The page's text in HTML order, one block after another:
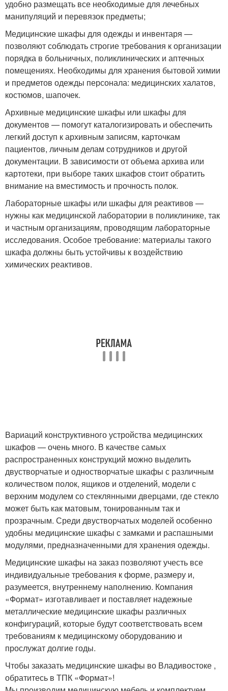
удобно размещать все необходимые для лечебных
манипуляций и перевязок предметы;
Медицинские шкафы для одежды и инвентаря —
позволяют соблюдать строгие требования к организации
порядка в больничных, поликлинических и аптечных
помещениях. Необходимы для хранения бытовой химии
и предметов одежды персонала: медицинских халатов,
костюмов, шапочек.
Архивные медицинские шкафы или шкафы для
документов — помогут каталогизировать и обеспечить
легкий доступ к архивным записям, карточкам
пациентов, личным делам сотрудников и другой
документации. В зависимости от объема архива или
картотеки, при выборе таких шкафов стоит обратить
внимание на вместимость и прочность полок.
Лабораторные шкафы или шкафы для реактивов —
нужны как медицинской лаборатории в поликлинике, так
и частным организациям, проводящим лабораторные
исследования. Особое требование: материалы такого
шкафа должны быть устойчивы к воздействию
химических реактивов.
Вариаций конструктивного устройства медицинских
шкафов — очень много. В качестве самых
распространенных конструкций можно выделить
двустворчатые и одностворчатые шкафы с различным
количеством полок, ящиков и отделений, модели с
верхним модулем со стеклянными дверцами, где стекло
может быть как матовым, тонированным так и
прозрачным. Среди двустворчатых моделей особенно
удобны медицинские шкафы с замками и распашными
модулями, предназначенными для хранения одежды.
Медицинские шкафы на заказ позволяют учесть все
индивидуальные требования к форме, размеру и,
разумеется, внутреннему наполнению. Компания
«Формат» изготавливает и поставляет надежные
металлические медицинские шкафы различных
конфигураций, которые будут соответствовать всем
требованиям к медицинскому оборудованию и
прослужат долгие годы.
Чтобы заказать медицинские шкафы во Владивостоке ,
обратитесь в ТПК «Формат»!